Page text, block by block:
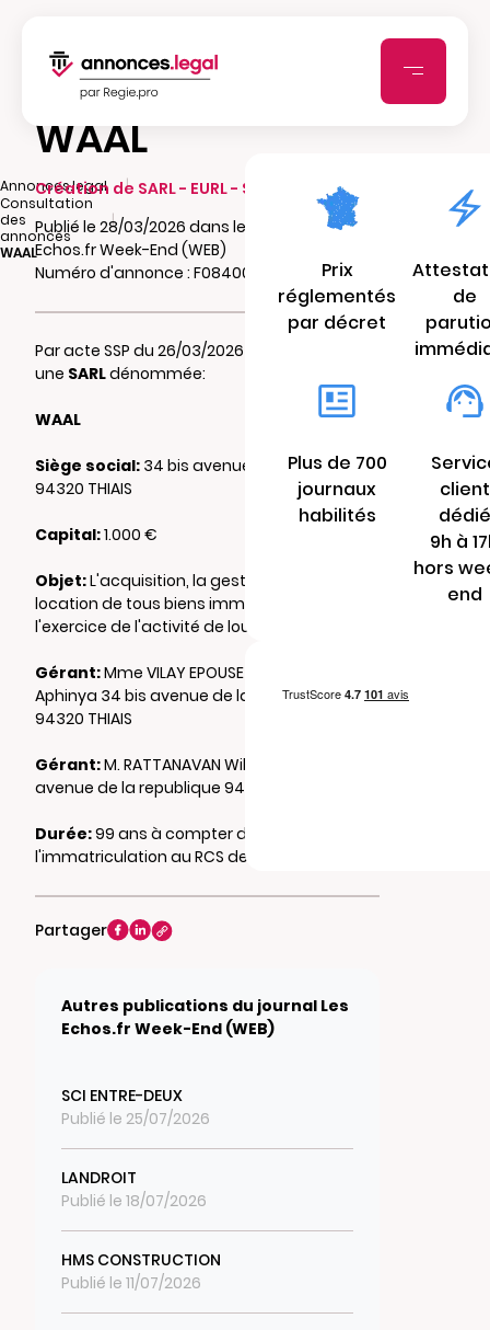
Annonces.legal
|
Consultation
des
annonces
|
WAAL
WAAL
Création de SARL - EURL - SCI - SCA - SCCV
Publié le 28/03/2026 dans le journal Les
Echos.fr Week-End (WEB)
Numéro d'annonce : F084007759ark
Par acte SSP du 26/03/2026 il a été constitué
une SARLdénommée:
WAAL
Siège social: 34 bis avenue de la republique
94320 THIAIS
Capital:1.000 €
Objet:L'acquisition, la gestion, la mise en
location de tous biens immobiliers et
l'exercice de l'activité de loueur en meublé.
Gérant:Mme VILAY EPOUSE RATTANAVAN
Aphinya 34 bis avenue de la republique
94320 THIAIS
Gérant:M. RATTANAVAN William 34 bis
avenue de la republique 94320 THIAIS
Durée:99 ans à compter de
l'immatriculation au RCS de CRETEIL
Partager
Autres publications du journal Les
Echos.fr Week-End (WEB)
SCI ENTRE-DEUX
Publié le 25/07/2026
LANDROIT
Publié le 18/07/2026
HMS CONSTRUCTION
Publié le 11/07/2026
Prix
réglementés
par décret
de
Plus de 700
journaux
habilités
client
dédié
9h à
hors
end